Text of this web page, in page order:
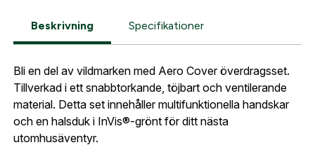
Beskrivning Specifikationer
Bli en del av vildmarken med Aero Cover överdragsset.
Tillverkad i ett snabbtorkande, töjbart och ventilerande
material. Detta set innehåller multifunktionella handskar
och en halsduk i InVis®-grönt för ditt nästa
utomhusäventyr.
Skapa konto och handla enklare
Är du företag eller förening?Med ett eget
konto hos oss får du snabbare utcheckning,
översikt över dina beställningar och sparade
uppgifter.
Är du en förening eller ett företag? Kontakta
Land:*
integritetspolicyn
Bevaka